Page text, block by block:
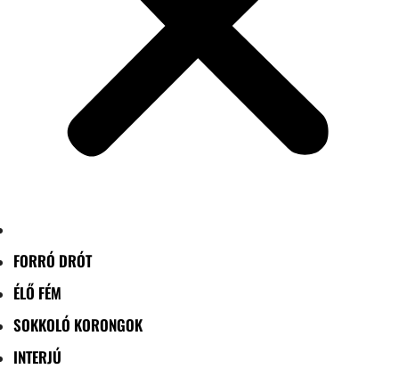
FORRÓ DRÓT
ÉLŐ FÉM
SOKKOLÓ KORONGOK
INTERJÚ